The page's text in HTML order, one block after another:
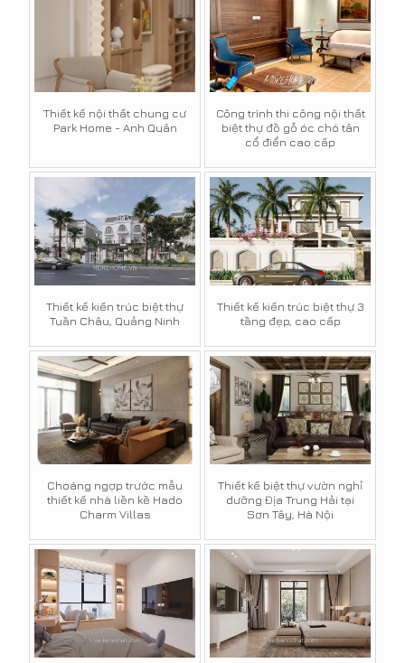
Thiết kế nội thất chung cư
Park Home - Anh Quân
Công trình thi công nội thất
biệt thự đồ gỗ óc chó tân
cổ điển cao cấp
Thiết kế kiến trúc biệt thự
Tuần Châu, Quảng Ninh
Thiết kế kiến trúc biệt thự 3
tầng đẹp, cao cấp
Choáng ngợp trước mẫu
thiết kế nhà liền kề Hado
Charm Villas
Thiết kế biệt thự vườn nghỉ
dưỡng Địa Trung Hải tại
Sơn Tây, Hà Nội